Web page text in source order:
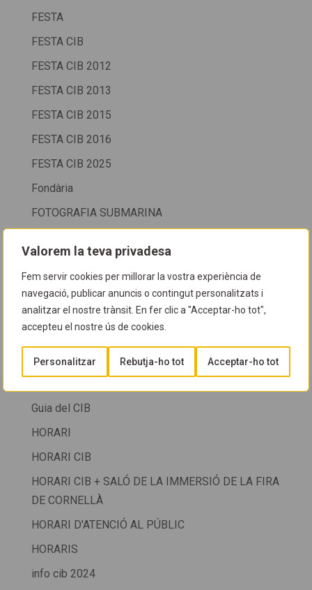
Valorem la teva privadesa
Fem servir cookies per millorar la vostra experiència de
navegació, publicar anuncis o contingut personalitzats i
analitzar el nostre trànsit. En fer clic a "Acceptar-ho tot",
accepteu el nostre ús de cookies.
Personalitzar Rebutja-ho tot Acceptar-ho tot
FESTA
FESTA CIB
FESTA CIB 2012
FESTA CIB 2013
FESTA CIB 2015
FESTA CIB 2016
FESTA CIB 2025
Fondària
FOTOGRAFIA SUBMARINA
Fotos col.lectives
FOTOS COL·LECTIVES
Fotos cursos
FOTOS NETEGES
FOTOSUB
Guia del CIB
HORARI
HORARI CIB
HORARI CIB + SALÓ DE LA IMMERSIÓ DE LA FIRA
DE CORNELLÀ
HORARI D'ATENCIÓ AL PÚBLIC
HORARIS
info cib 2024